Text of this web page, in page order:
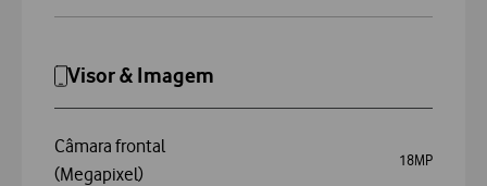
Visor & Imagem
Câmara frontal
(Megapixel)
18MP